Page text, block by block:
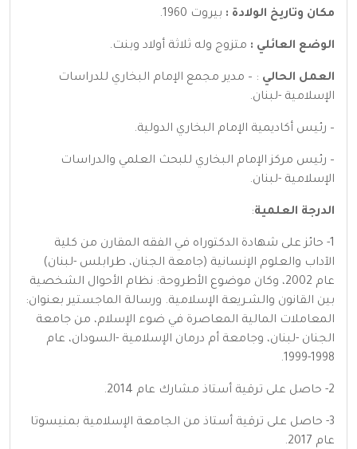
مكان وتاريخ الولادة : بيروت 1960.
الوضع العائلي : متزوج وله ثلاثة أولاد وبنت.
العمل الحالي : – مدير مجمع الإمام البخاري للدراسات
الإسلامية -لبنان.
– رئيس أكاديمية الإمام البخاري الدولية.
– رئيس مركز الإمام البخاري للبحث العلمي والدراسات
الإسلامية -لبنان.
الدرجة العلمية:
1- حائز على شهادة الدكتوراه في الفقه المقارن من كلية
الآداب والعلوم الإنسانية (جامعة الجنان، طرابلس -لبنان)
عام 2002، وكان موضوع الأطروحة: نظام الأحوال الشخصية
بين القانون والشـريعة الإسلامية. ورسالة الماجستير بعنوان:
المعاملات المالية المعاصرة في ضوء الإسلام، من جامعة
الجنان -لبنان، وجامعة أم درمان الإسلامية -السودان، عام
1998-1999.
2- حاصل على ترقية أستاذ مشارك عام 2014.
3- حاصل على ترقية أستاذ من الجامعة الإسلامية بمنيسوتا
عام 2017.